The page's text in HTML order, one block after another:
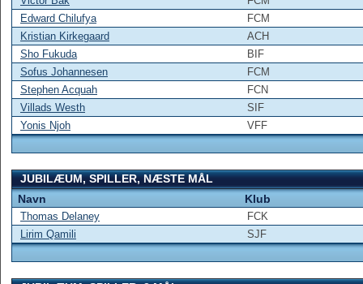
Edward Chilufya
FCM
Kristian Kirkegaard
ACH
Sho Fukuda
BIF
Sofus Johannesen
FCM
Stephen Acquah
FCN
Villads Westh
SIF
Yonis Njoh
VFF
JUBILÆUM, SPILLER, NÆSTE MÅL
Navn
Klub
Thomas Delaney
FCK
Lirim Qamili
SJF